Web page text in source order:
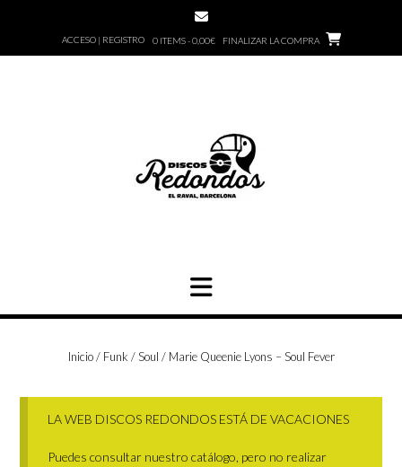
ACCESO | REGISTRO 0 ITEMS - 0,00€ FINALIZAR LA COMPRA
Inicio/ Funk / Soul / Marie Queenie Lyons – Soul Fever
LA WEB DISCOS REDONDOS ESTÁ DE VACACIONES
Puedes consultar nuestro catálogo, pero no realizar